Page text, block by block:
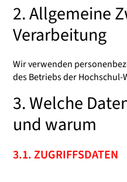
2. Allgemeine
Verarbeitung
Wir verwenden
des Betriebs der Hochschul-
3. Welche
und warum
3.1. ZUGRIFFSDATEN